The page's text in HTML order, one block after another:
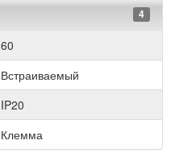
4
60
Встраиваемый
IP20
Клемма